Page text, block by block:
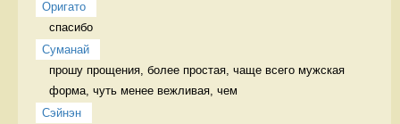
Оригато
спасибо
Суманай
прошу прощения, более простая, чаще всего мужская
форма, чуть менее вежливая, чем
Сэйнэн